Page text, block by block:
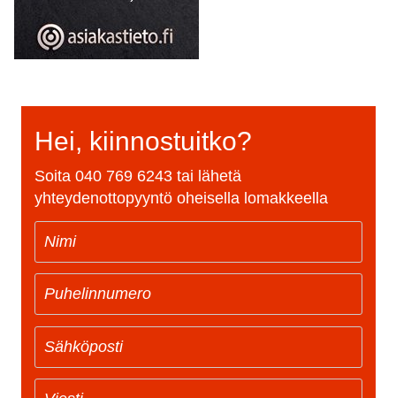
Hei, kiinnostuitko?
Soita 040 769 6243tai lähetä
yhteydenottopyyntö oheisella lomakkeella